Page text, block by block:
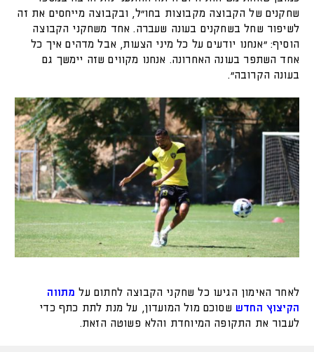
שחקנים של הקבוצה מקבוצות בחו"ל, ובקבוצה מייחסים את זה
לשיפור שחל בשחקנים בעונה שעברה. אחד משחקני הקבוצה
הוסיף: "אנחנו יודעים על כל מיני הצעות, אבל מדהים איך כל
אחד השתפר בעונה האחרונה. אנחנו מקווים שזה יימשך גם
בעונה הקרובה".
לאחר האימון הגיעו כל שחקני הקבוצה לחתום על מתווה
הקיצוץ החדש שסוכם מול המועדון, על מנת לתת כתף כדי
לעבור את התקופה המיוחדת והלא פשוטה הזאת.